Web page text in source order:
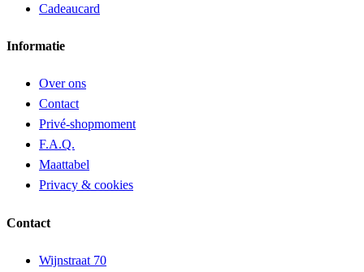
Cadeaucard
Informatie
Over ons
Contact
Privé-shopmoment
F.A.Q.
Maattabel
Privacy & cookies
Contact
Wijnstraat 70